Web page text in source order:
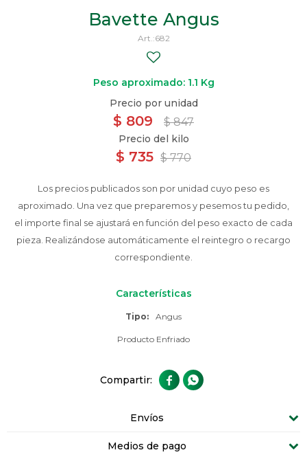
Bavette Angus
682
Peso aproximado: 1.1 Kg
$ 735 $ 770
$ 809 $ 847
Los precios publicados son por unidad cuyo peso es
aproximado. Una vez que preparemos y pesemos tu pedido,
el importe final se ajustará en función del peso exacto de cada
pieza. Realizándose automáticamente el reintegro o recargo
correspondiente.
Características
Tipo Angus
Producto Enfriado
 
Envíos
Medios de pago